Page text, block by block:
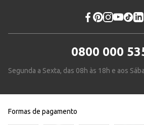
0800 000
Segunda a Sexta, das 08h às 18h e aos
Formas de pagamento